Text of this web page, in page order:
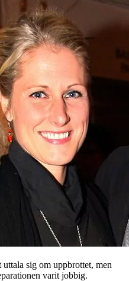
sig om uppbrottet, men
varit jobbig.